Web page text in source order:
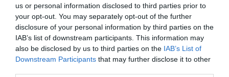
us or personal information disclosed to third parties prior to
your opt-out. You may separately opt-out of the further
disclosure of your personal information by third parties on the
IAB’s list of downstream participants. This information may
also be disclosed by us to third parties on the IAB’s List of
Downstream Participants that may further disclose it to other
Μουσικό Αναλόγιο «Anna
Magdalena Bach» στο Μέγαρο